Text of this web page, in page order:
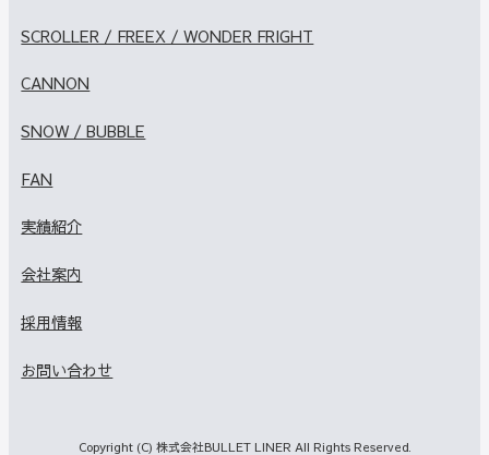
SCROLLER / FREEX / WONDER FRIGHT
CANNON
SNOW / BUBBLE
FAN
実績紹介
会社案内
採用情報
お問い合わせ
Copyright (C) 株式会社BULLET LINER All Rights Reserved.